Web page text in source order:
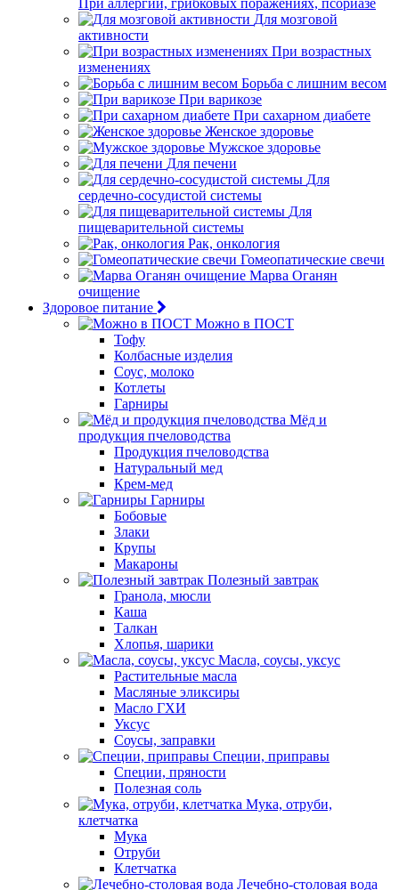
При аллергии, грибковых поражениях, псориазе
Для мозговой
активности
При возрастных
изменениях
Борьба с лишним весом
При варикозе
При сахарном диабете
Женское здоровье
Мужское здоровье
Для печени
Для
сердечно-сосудистой системы
Для
пищеварительной системы
Рак, онкология
Гомеопатические свечи
Марва Оганян
очищение
Здоровое питание
Можно в ПОСТ
Тофу
Колбасные изделия
Соус, молоко
Котлеты
Гарниры
Мёд и
продукция пчеловодства
Продукция пчеловодства
Натуральный мед
Крем-мед
Гарниры
Бобовые
Злаки
Крупы
Макароны
Полезный завтрак
Гранола, мюсли
Каша
Талкан
Хлопья, шарики
Масла, соусы, уксус
Растительные масла
Масляные эликсиры
Масло ГХИ
Уксус
Соусы, заправки
Специи, приправы
Специи, пряности
Полезная соль
Мука, отруби,
клетчатка
Мука
Отруби
Клетчатка
Лечебно-столовая вода